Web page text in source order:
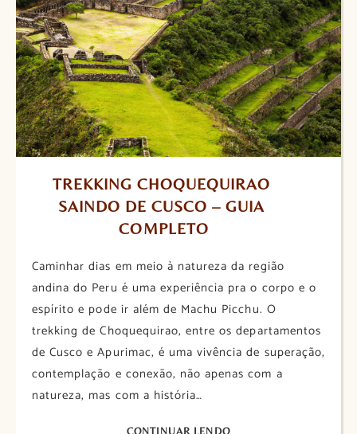
TREKKING CHOQUEQUIRAO
SAINDO DE CUSCO – GUIA
COMPLETO
Caminhar dias em meio à natureza da região
andina do Peru é uma experiência pra o corpo e o
espírito e pode ir além de Machu Picchu. O
trekking de Choquequirao, entre os departamentos
de Cusco e Apurimac, é uma vivência de superação,
contemplação e conexão, não apenas com a
natureza, mas com a história…
CONTINUAR LENDO